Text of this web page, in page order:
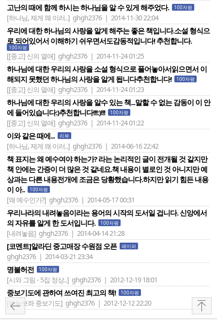
고난의 때에 함께 하시는 하나님을 알 수 있게 해주었다. 100자평
[하나님, 제게 왜 이러..] ghgh2376 | 2014-11-30 22:04
우리에 대한 하나님의 사랑을 알게 해주는 좋은 책입니다.소설 형식으
로 되어있어서 이해하기 쉬우면서도감동적입니다! 추천합니다.
100자평
[[중고] 신의 열애] ghgh2376 | 2014-11-24 01:25
하나님에 대한 우리의 사랑을 소설 형식으로 풀어놓아서읽으면서 이
해되지 못했던 하나님의 사랑을 알게 됩니다추천합니다!
100자평
[[중고] 신의 열애] ghgh2376 | 2014-11-24 01:23
하나님에 대한 우리의 사랑을 알수 있는 책...말할 수 없는 감동이 이 안
에 들어있습니다:)추천합니다!!!:)!!!
100자평
[[중고] 신의 열애] ghgh2376 | 2014-11-24 01:22
이와 같은 때에... 리뷰
[하나님, 제게 왜 이러..] ghgh2376 | 2014-06-16 22:42
책 표지는 왜 예수여야 하는가? 라는 논리적인 글이 전개될 것 같지만
책 안에는 간증이 더 많은 것 같네요.책 내용이 별로인 것 아니지만 예
상과는 다른 내용전개에 조금은 당황했습니다.하지만 읽기 힘든 내용
이 아..
100자평
[왜 예수인가?] ghgh2376 | 2014-05-17 00:31
우리나라의 내려놓음이라는 용어의 시작의 도서일 겁니다. 신앙에서
의 자유를 알게 한 도서입니다.
100자평
[내려놓음] ghgh2376 | 2014-04-14 21:28
[코멘트]알라딘 중고매장 수원점 오픈 페이퍼
ghgh2376 | 2014-03-21 23:34
명불허전 100자평
[시와 그림 - 5집 정상..] ghgh2376 | 2012-12-19 18:01
중보기도에 관하여 쓰여진 최고의 책! 100자평
[하늘보좌 중보기도] ghgh2376 | 2012-12-12 22:20